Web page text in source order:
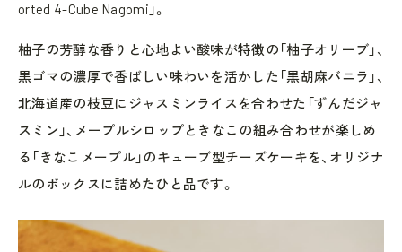
orted 4-Cube Nagomi」。
柚子の芳醇な香りと心地よい酸味が特徴の「柚子オリーブ」、
黒ゴマの濃厚で香ばしい味わいを活かした「黒胡麻バニラ」、
北海道産の枝豆にジャスミンライスを合わせた「ずんだジャ
スミン」、メープルシロップときなこの組み合わせが楽しめ
る「きなこメープル」のキューブ型チーズケーキを、オリジナ
ルのボックスに詰めたひと品です。